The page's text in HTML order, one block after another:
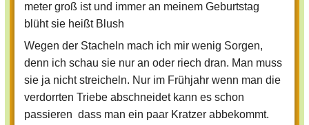
meter groß ist und immer an meinem Geburtstag
blüht sie heißt Blush
Wegen der Stacheln mach ich mir wenig Sorgen,
denn ich schau sie nur an oder riech dran. Man muss
sie ja nicht streicheln. Nur im Frühjahr wenn man die
verdorrten Triebe abschneidet kann es schon
passieren dass man ein paar Kratzer abbekommt.